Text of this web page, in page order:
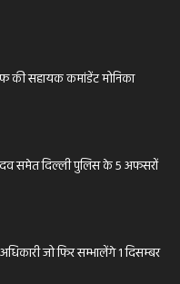
की सहायक कमांडेंट मोनिका
समेत दिल्ली पुलिस के 5 अफसरों
जो फिर सम्भालेंगे 1 दिसम्बर